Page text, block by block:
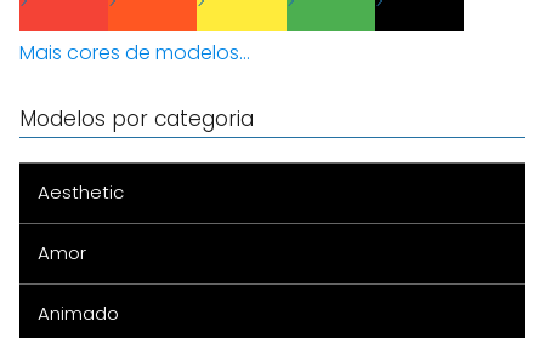
Mais cores de modelos...
Modelos por categoria
Aesthetic
Amor
Animado